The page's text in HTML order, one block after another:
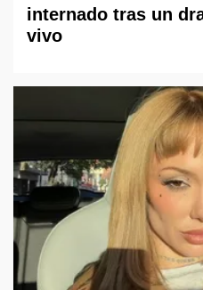
internado tras un
vivo